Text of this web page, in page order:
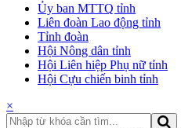
Ủy ban MTTQ tỉnh
Liên đoàn Lao động tỉnh
Tỉnh đoàn
Hội Nông dân tỉnh
Hội Liên hiệp Phụ nữ tỉnh
Hội Cựu chiến binh tỉnh
×